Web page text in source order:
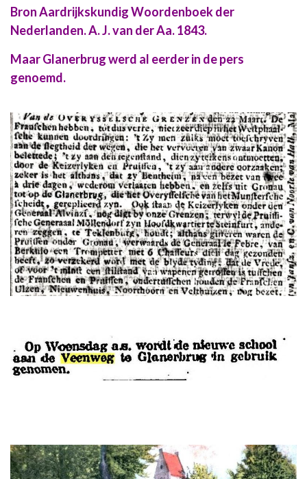
Bron Aardrijkskundig Woordenboek der
Nederlanden. A. J. van der Aa. 1843.
Maar Glanerbrug werd al eerder in de pers
genoemd.